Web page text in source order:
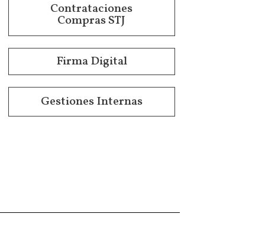
Contrataciones
Compras STJ
Firma Digital
Gestiones Internas